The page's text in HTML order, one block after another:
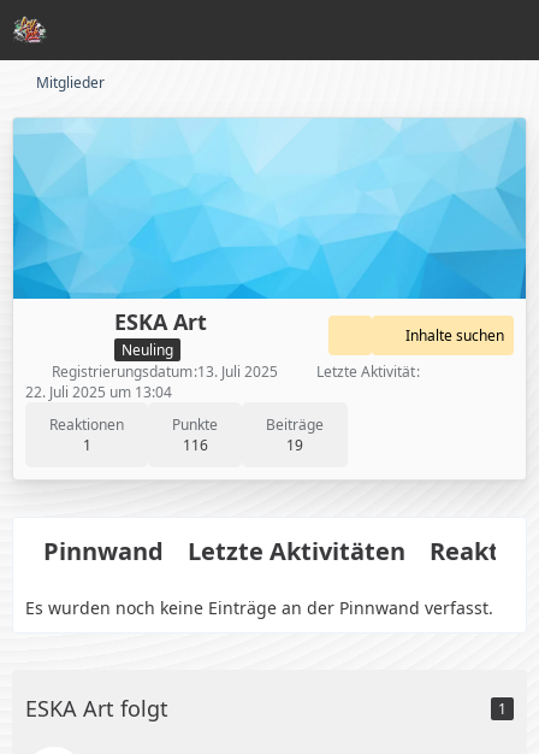
Mitglieder
ESKA Art
Neuling
Reaktionen
1
Punkte
116
Beiträge
19
Inhalte suchen
Registrierungsdatum 13. Juli 2025
Letzte Aktivität
22. Juli 2025 um 13:04
Pinnwand Letzte Aktivitäten
Es wurden noch keine Einträge an der Pinnwand verfasst.
ESKA Art folgt 1